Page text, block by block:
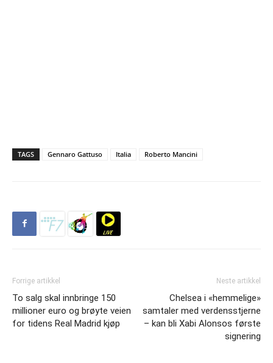
TAGS Gennaro Gattuso Italia Roberto Mancini
Forrige artikkel
To salg skal innbringe 150
millioner euro og brøyte veien
for tidens Real Madrid kjøp
Neste artikkel
Chelsea i «hemmelige»
samtaler med verdensstjerne
– kan bli Xabi Alonsos første
signering